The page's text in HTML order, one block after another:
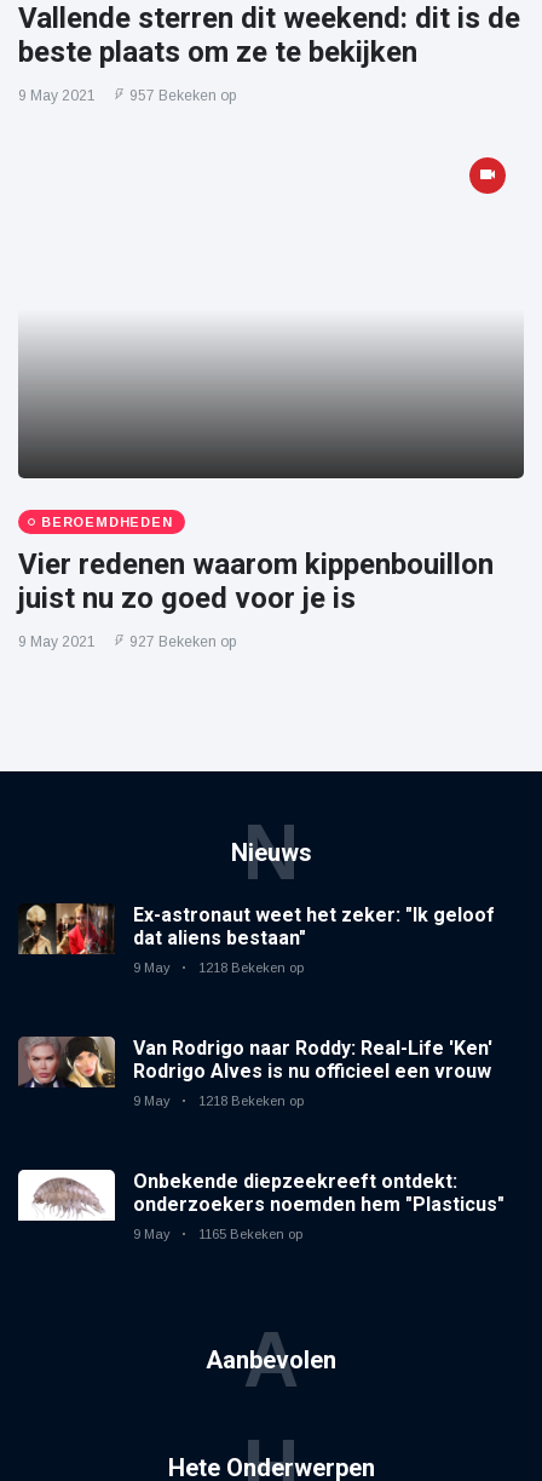
Vallende sterren dit weekend: dit is de
beste plaats om ze te bekijken
9 May 2021 957 Bekeken op
BEROEMDHEDEN
Vier redenen waarom kippenbouillon
juist nu zo goed voor je is
9 May 2021 927 Bekeken op
Nieuws
N
Ex-astronaut weet het zeker: "Ik geloof
dat aliens bestaan"
9 May 1218 Bekeken op
Van Rodrigo naar Roddy: Real-Life 'Ken'
Rodrigo Alves is nu officieel een vrouw
9 May 1218 Bekeken op
Onbekende diepzeekreeft ontdekt:
onderzoekers noemden hem "Plasticus"
9 May 1165 Bekeken op
Aanbevolen
A
Hete Onderwerpen